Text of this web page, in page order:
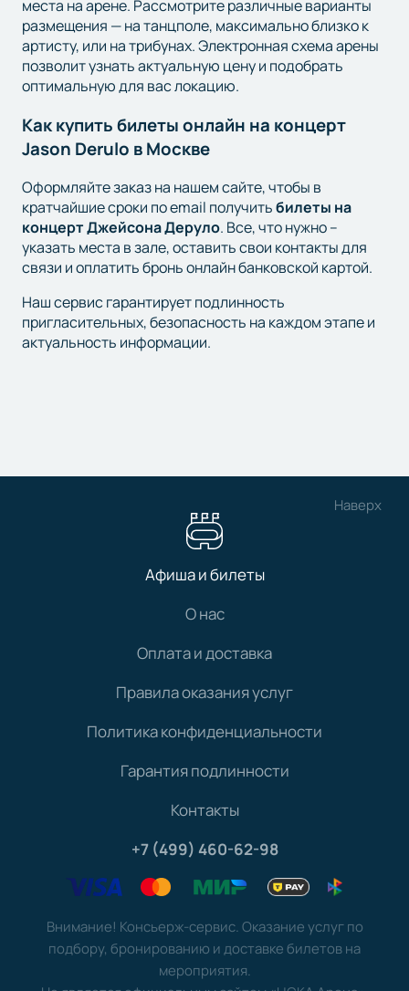
места на арене. Рассмотрите различные варианты
размещения — на танцполе, максимально близко к
артисту, или на трибунах. Электронная схема арены
позволит узнать актуальную цену и подобрать
оптимальную для вас локацию.
Как купить билеты онлайн на концерт
Jason Derulo в Москве
Оформляйте заказ на нашем сайте, чтобы в
кратчайшие сроки по email получитьбилеты на
концерт Джейсона Деруло. Все, что нужно –
указать места в зале, оставить свои контакты для
связи и оплатить бронь онлайн банковской картой.
Наш сервис гарантирует подлинность
пригласительных, безопасность на каждом этапе и
актуальность информации.
Наверх
Афиша и билеты
О нас
Оплата и доставка
Правила оказания услуг
Политика конфиденциальности
Гарантия подлинности
Контакты
+7 (499) 460-62-98
Внимание! Консьерж-сервис. Оказание услуг по
подбору, бронированию и доставке билетов на
мероприятия.